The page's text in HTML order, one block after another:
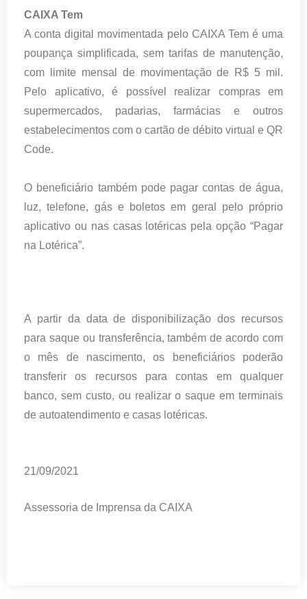
CAIXA Tem
A conta digital movimentada pelo CAIXA Tem é uma
poupança simplificada, sem tarifas de manutenção,
com limite mensal de movimentação de R$ 5 mil.
Pelo aplicativo, é possível realizar compras em
supermercados, padarias, farmácias e outros
estabelecimentos com o cartão de débito virtual e QR
Code.
O beneficiário também pode pagar contas de água,
luz, telefone, gás e boletos em geral pelo próprio
aplicativo ou nas casas lotéricas pela opção “Pagar
na Lotérica”.
A partir da data de disponibilização dos recursos
para saque ou transferência, também de acordo com
o mês de nascimento, os beneficiários poderão
transferir os recursos para contas em qualquer
banco, sem custo, ou realizar o saque em terminais
de autoatendimento e casas lotéricas.
21/09/2021
Assessoria de Imprensa da CAIXA